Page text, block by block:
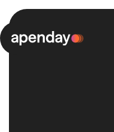
au
contenu